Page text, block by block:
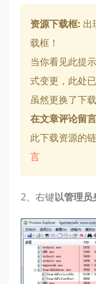
资源下载框: 出
载框！
当你看见此提
式变更，此处
虽然更换了下
在文章评论留
此下载资源的
言
2、右键以管理员